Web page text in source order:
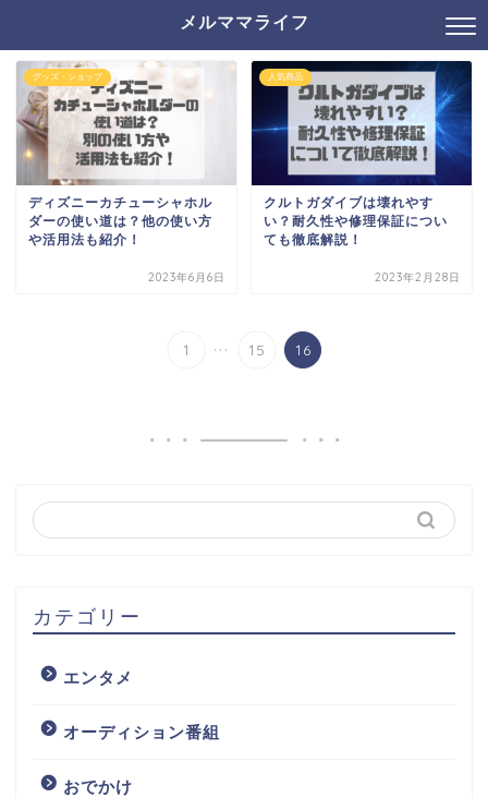
メルママライフ
グッズ・ショップ
ディズニーカチューシャホル
ダーの使い道は？他の使い方
や活用法も紹介！
2023年6月6日
人気商品
クルトガダイブは壊れやす
い？耐久性や修理保証につい
ても徹底解説！
2023年2月28日
1 ... 15 16
カテゴリー
エンタメ
オーディション番組
おでかけ